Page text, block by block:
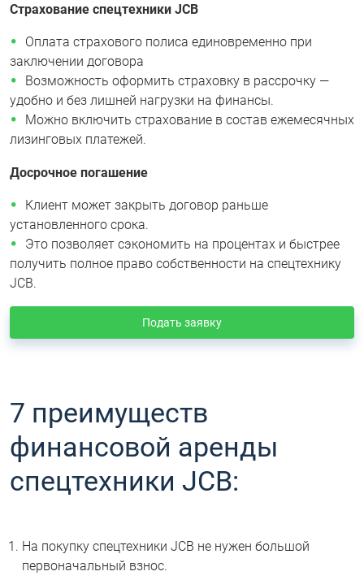
Страхование спецтехники JCB
Оплата страхового полиса единовременно при
заключении договора
Возможность оформить страховку в рассрочку —
удобно и без лишней нагрузки на финансы.
Можно включить страхование в состав ежемесячных
лизинговых платежей.
Досрочное погашение
Клиент может закрыть договор раньше
установленного срока.
Это позволяет сэкономить на процентах и быстрее
получить полное право собственности на спецтехнику
JCB.
Подать заявку
7 преимуществ
финансовой аренды
спецтехники JCB:
На покупку спецтехники JCB не нужен большой
первоначальный взнос.